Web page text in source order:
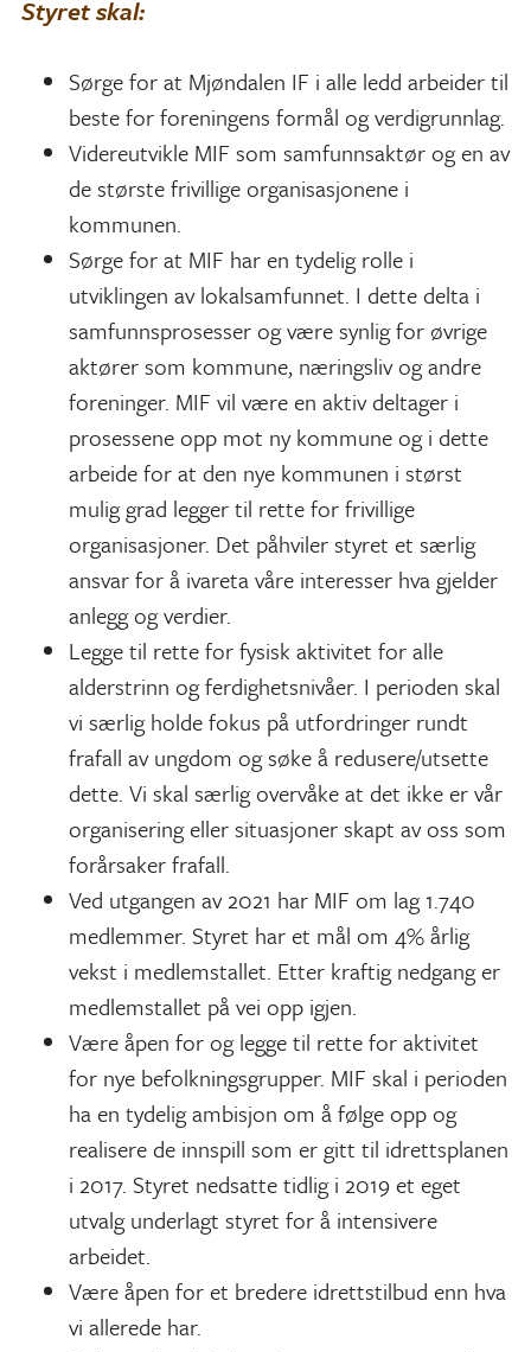
Styret skal:
Sørge for at Mjøndalen IF i alle ledd arbeider til
beste for foreningens formål og verdigrunnlag.
Videreutvikle MIF som samfunnsaktør og en av
de største frivillige organisasjonene i
kommunen.
Sørge for at MIF har en tydelig rolle i
utviklingen av lokalsamfunnet. I dette delta i
samfunnsprosesser og være synlig for øvrige
aktører som kommune, næringsliv og andre
foreninger. MIF vil være en aktiv deltager i
prosessene opp mot ny kommune og i dette
arbeide for at den nye kommunen i størst
mulig grad legger til rette for frivillige
organisasjoner. Det påhviler styret et særlig
ansvar for å ivareta våre interesser hva gjelder
anlegg og verdier.
Legge til rette for fysisk aktivitet for alle
alderstrinn og ferdighetsnivåer. I perioden skal
vi særlig holde fokus på utfordringer rundt
frafall av ungdom og søke å redusere/utsette
dette. Vi skal særlig overvåke at det ikke er vår
organisering eller situasjoner skapt av oss som
forårsaker frafall.
Ved utgangen av 2021 har MIF om lag 1.740
medlemmer. Styret har et mål om 4% årlig
vekst i medlemstallet. Etter kraftig nedgang er
medlemstallet på vei opp igjen.
Være åpen for og legge til rette for aktivitet
for nye befolkningsgrupper. MIF skal i perioden
ha en tydelig ambisjon om å følge opp og
realisere de innspill som er gitt til idrettsplanen
i 2017. Styret nedsatte tidlig i 2019 et eget
utvalg underlagt styret for å intensivere
arbeidet.
Være åpen for et bredere idrettstilbud enn hva
vi allerede har.